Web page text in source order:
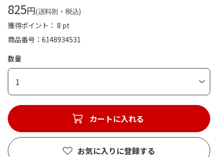
825円(送料別・税込)
獲得ポイント： 8 pt
商品番号
6148934531
数量
1
カートに入れる
お気に入りに登録する